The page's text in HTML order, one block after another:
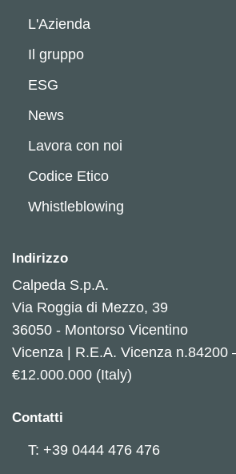
L'Azienda
Il gruppo
ESG
News
Lavora con noi
Codice Etico
Whistleblowing
Indirizzo
Calpeda S.p.A.
Via Roggia di Mezzo, 39
36050 - Montorso Vicentino
Vicenza | R.E.A. Vicenza n.84200
€12.000.000 (Italy)
Contatti
T: +39 0444 476 476